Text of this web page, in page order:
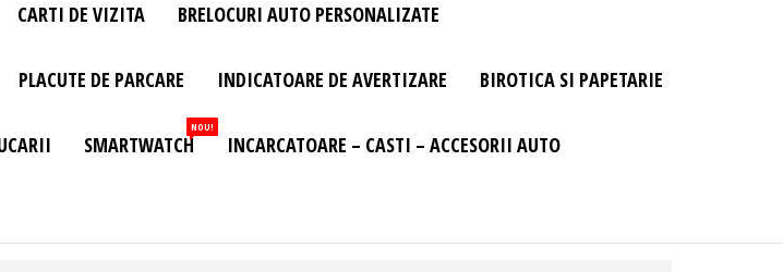
CARTI DE VIZITA BRELOCURI AUTO PERSONALIZATE
PLACUTE DE PARCARE INDICATOARE DE AVERTIZARE BIROTICA SI PAPETARIE
SMARTWATCH
NOU!
INCARCATOARE – CASTI – ACCESORII AUTO